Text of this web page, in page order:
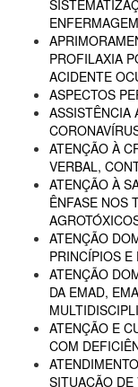
PROFILAXIA
ACIDENTE
ASPECTOS
ASSISTÊNCIA
ATENÇÃO À
VERBAL,
ATENÇÃO À
ÊNFASE NOS
ATENÇÃO
PRINCÍPIOS E
ATENÇÃO
DA EMAD,
ATENÇÃO E
COM
SITUAÇÃO DE